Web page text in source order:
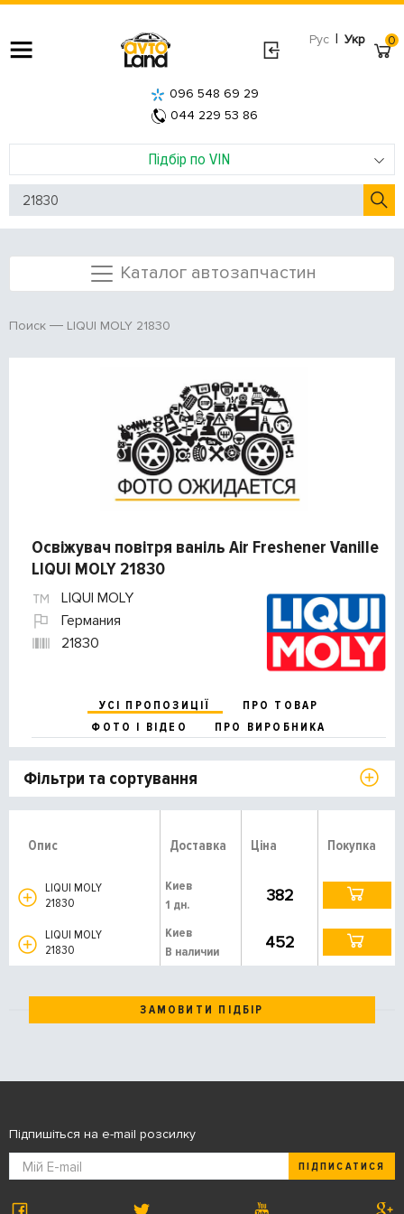
Рус | Укр
Підбір по VIN
096 548 69 29
044 229 53 86
0
Каталог автозапчастин
Поиск LIQUI MOLY 21830
Освіжувач повітря ваніль Air Freshener Vanille
LIQUI MOLY 21830
LIQUI MOLY
Германия
21830
УСІ ПРОПОЗИЦІЇ
ПРО ТОВАР
ФОТО І ВІДЕО
ПРО ВИРОБНИКА
Фільтри та сортування
Опис Доставка Ціна Покупка
LIQUI MOLY
21830
Киев
1 дн.
382
LIQUI MOLY
21830
Киев
В наличии
452
ЗАМОВИТИ ПІДБІР
Підпишіться на e-mail розсилку
ПІДПИСАТИСЯ